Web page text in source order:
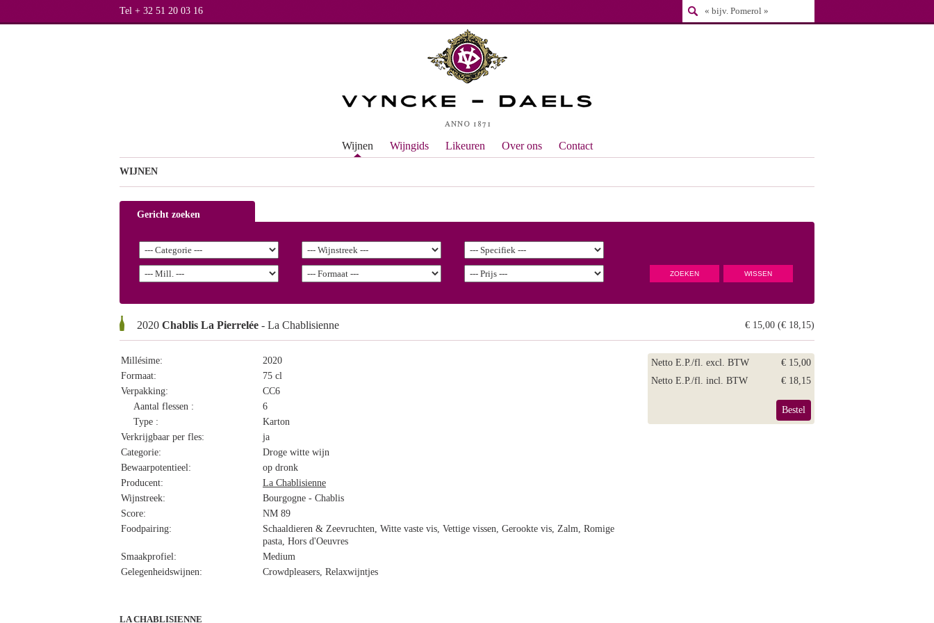
Tel + 32 51 20 03 16
Wijnen Wijngids Likeuren Over ons Contact
WIJNEN
Gericht zoeken
2020 Chablis La Pierrelée - La Chablisienne € 15,00 (€ 18,15)
Millésime:
2020
Formaat:
75 cl
Verpakking:
CC6
Aantal flessen :
6
Type :
Karton
Verkrijgbaar per fles:
ja
Categorie:
Droge witte wijn
Bewaarpotentieel:
op dronk
Producent:
La Chablisienne
Wijnstreek:
Bourgogne - Chablis
Score:
NM 89
Foodpairing:
Schaaldieren & Zeevruchten, Witte vaste vis, Vettige vissen, Gerookte vis, Zalm, Romige
pasta, Hors d'Oeuvres
Smaakprofiel:
Medium
Gelegenheidswijnen:
Crowdpleasers, Relaxwijntjes
Netto E.P./fl. excl. BTW
€ 15,00
Netto E.P./fl. incl. BTW
€ 18,15
Bestel
LA CHABLISIENNE